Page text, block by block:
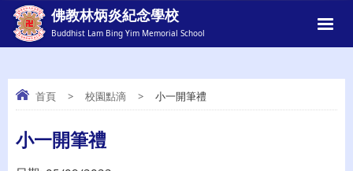
佛教林炳炎紀念學校
Buddhist Lam Bing Yim Memorial School
首頁 > 校園點滴 > 小一開筆禮
小一開筆禮